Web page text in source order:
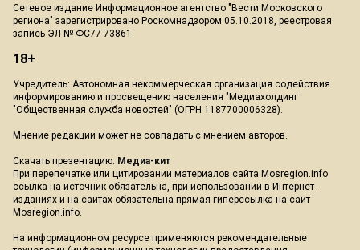
Сетевое издание Информационное агентство "Вести Московского
региона" зарегистрировано Роскомнадзором 05.10.2018, реестровая
запись ЭЛ № ФС77-73861.
18+
Учредитель: Автономная некоммерческая организация содействия
информированию и просвещению населения "Медиахолдинг
"Общественная служба новостей" (ОГРН 1187700006328).
Мнение редакции может не совпадать с мнением авторов.
Скачать презентацию: Медиа-кит
При перепечатке или цитировании материалов сайта Mosregion.info
ссылка на источник обязательна, при использовании в Интернет-
изданиях и на сайтах обязательна прямая гиперссылка на сайт
Mosregion.info.
На информационном ресурсе применяются рекомендательные